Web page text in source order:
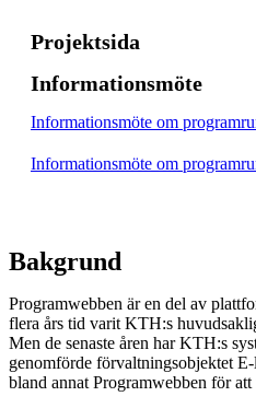
Projektsida
Informationsmöte
Informationsmöte om
Informationsmöte om
Bakgrund
Programwebben är en del av
flera års tid varit KTH:s
Men de senaste åren har KTH:s
genomförde förvaltningsobjektet
bland annat Programwebben för